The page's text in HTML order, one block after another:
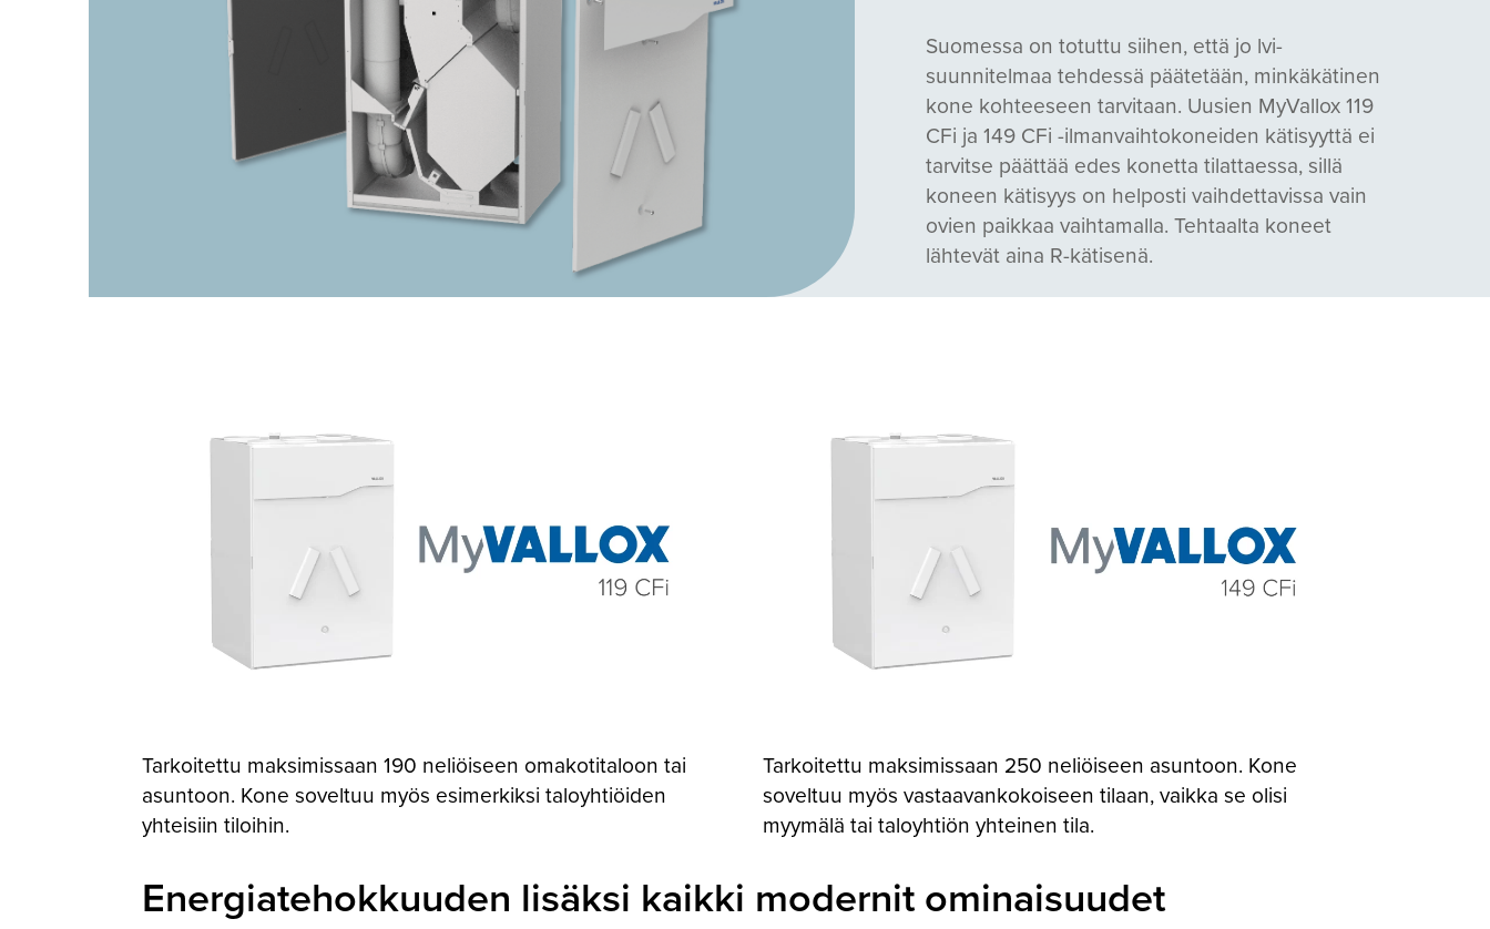
Suomessa on totuttu siihen, että jo lvi-
suunnitelmaa tehdessä päätetään, minkäkätinen
kone kohteeseen tarvitaan. Uusien MyVallox 119
CFi ja 149 CFi -ilmanvaihtokoneiden kätisyyttä ei
tarvitse päättää edes konetta tilattaessa, sillä
koneen kätisyys on helposti vaihdettavissa vain
ovien paikkaa vaihtamalla. Tehtaalta koneet
lähtevät aina R-kätisenä.
Tarkoitettu maksimissaan 190 neliöiseen omakotitaloon tai
asuntoon. Kone soveltuu myös esimerkiksi taloyhtiöiden
yhteisiin tiloihin.
Tarkoitettu maksimissaan 250 neliöiseen asuntoon. Kone
soveltuu myös vastaavankokoiseen tilaan, vaikka se olisi
myymälä tai taloyhtiön yhteinen tila.
Energiatehokkuuden lisäksi kaikki modernit ominaisuudet